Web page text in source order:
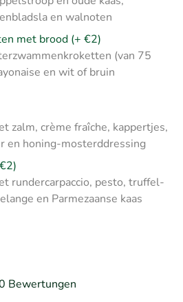
en walnoten
met brood (+ €2)
(van 75
en wit of bruin
zalm, crème fraîche, kappertjes,
en honing-mosterd­dressing
runder­carpaccio, pesto, truffel­
en Parmezaanse kaas
Bewertungen